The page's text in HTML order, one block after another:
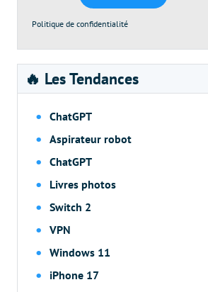
Politique de confidentialité
🔥 Les Tendances
ChatGPT
Aspirateur robot
ChatGPT
Livres photos
Switch 2
VPN
Windows 11
iPhone 17